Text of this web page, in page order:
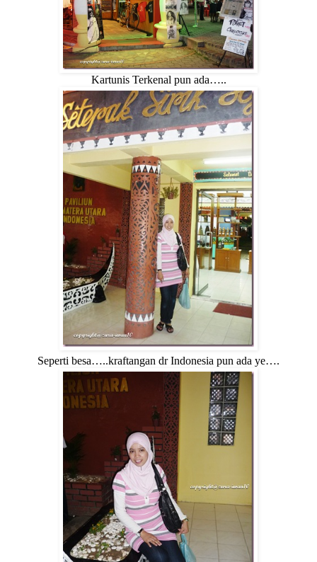
Kartunis Terkenal pun ada…..
Seperti besa…..kraftangan dr Indonesia pun ada ye….